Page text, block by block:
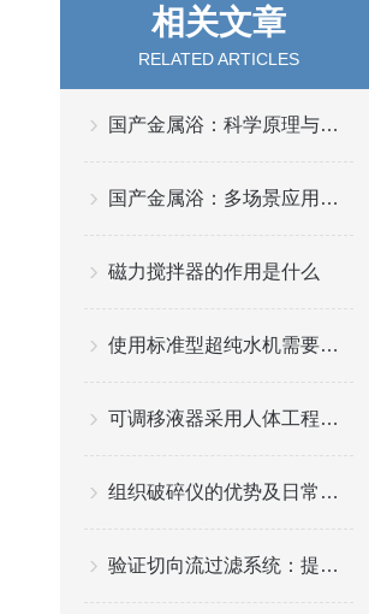
相关文章
RELATED ARTICLES
国产金属浴：科学原理与多元应用解析
国产金属浴：多场景应用赋能生命科学实验
磁力搅拌器的作用是什么
使用标准型超纯水机需要留意的事项
可调移液器采用人体工程学设计且工作速度可调节
组织破碎仪的优势及日常维护注意事项
验证切向流过滤系统：提升过滤效率与稳定性